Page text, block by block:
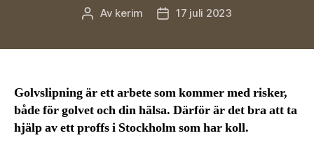
Inläggsförfattare
Av kerim Inläggsdatum
17 juli 2023
Golvslipning är ett arbete som kommer med risker,
både för golvet och din hälsa. Därför är det bra att ta
hjälp av ett proffs i Stockholm som har koll.